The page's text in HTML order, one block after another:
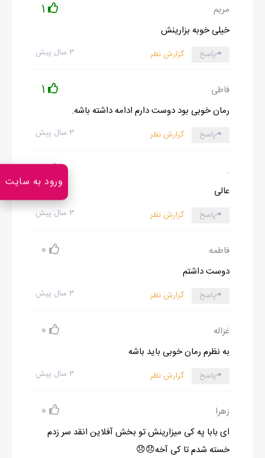
مریم 1
خیلی خوبه بزارینش
۳ سال پیش پاسخ گزارش نظر
فاطی 1
رمان خوبی بود دوست دارم ادامه داشته باشه.
۳ سال پیش پاسخ گزارش نظر
.
0
عالی
۳ سال پیش پاسخ گزارش نظر
فاطمه 0
دوست داشتم
۳ سال پیش پاسخ گزارش نظر
غزاله 0
به نظرم رمان خوبی باید باشه
۳ سال پیش پاسخ گزارش نظر
زهرا 0
ای بابا په کی میزارینش تو بخش آفلاین انقد سر زدم
خسته شدم تا کی آخه😞😞
ورود به سایت